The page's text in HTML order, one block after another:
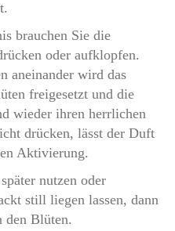
brauchen Sie die
oder aufklopfen.
aneinander wird das
freigesetzt und die
wieder ihren herrlichen
drücken, lässt der Duft
Aktivierung.
nutzen oder
still liegen lassen, dann
Blüten.